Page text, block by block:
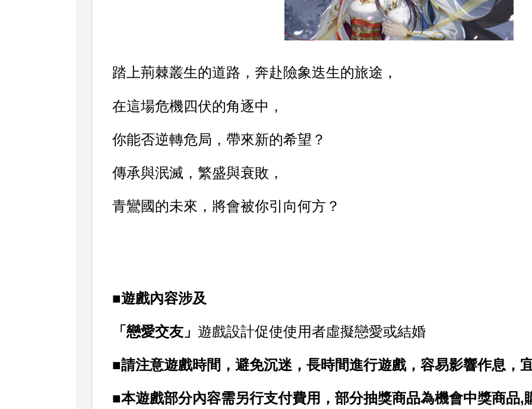
踏上荊棘叢生的道路，奔赴險象迭生的旅途，
在這場危機四伏的角逐中，
你能否逆轉危局，帶來新的希望？
傳承與泯滅，繁盛與衰敗，
青鸞國的未來，將會被你引向何方？
■遊戲內容涉及
「戀愛交友」遊戲設計促使使用者虛擬戀愛或結婚
■請注意遊戲時間，避免沉迷，長時間進行遊戲，容易影響作息，
■本遊戲部分內容需另行支付費用，部分抽獎商品為機會中獎商品,